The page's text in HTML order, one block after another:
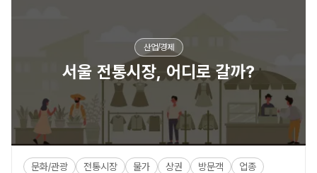
산업/경제
서울 전통시장, 어디로 갈까?
문화/관광 전통시장 물가 상권 방문객 업종